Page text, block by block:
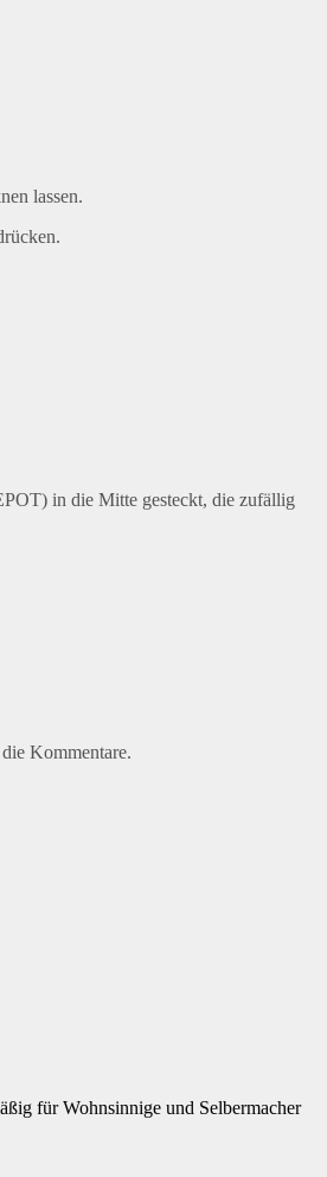
lassen.
in die Mitte gesteckt, die zufällig
Kommentare.
für Wohnsinnige und Selbermacher